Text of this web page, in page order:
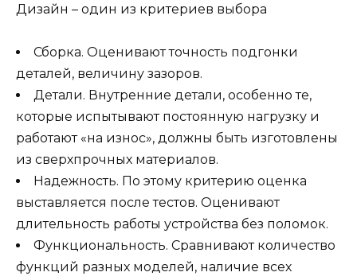
Дизайн – один из критериев выбора
Сборка. Оценивают точность подгонки
деталей, величину зазоров.
Детали. Внутренние детали, особенно те,
которые испытывают постоянную нагрузку и
работают «на износ», должны быть изготовлены
из сверхпрочных материалов.
Надежность. По этому критерию оценка
выставляется после тестов. Оценивают
длительность работы устройства без поломок.
Функциональность. Сравнивают количество
функций разных моделей, наличие всех